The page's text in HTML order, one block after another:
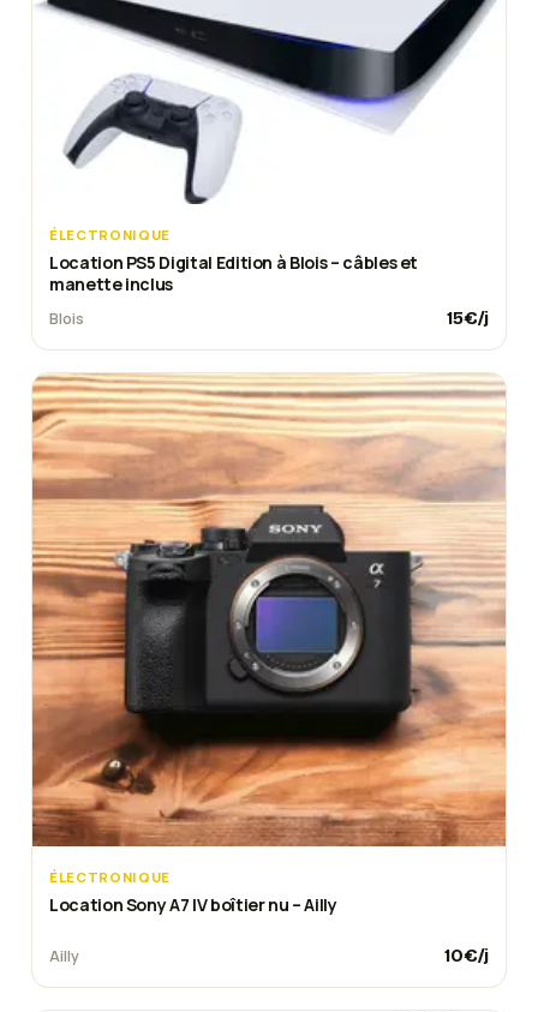
ÉLECTRONIQUE
Location PS5 Digital Edition à Blois – câbles et
manette inclus
Blois 15€/j
ÉLECTRONIQUE
Location Sony A7 IV boîtier nu – Ailly
Ailly 10€/j